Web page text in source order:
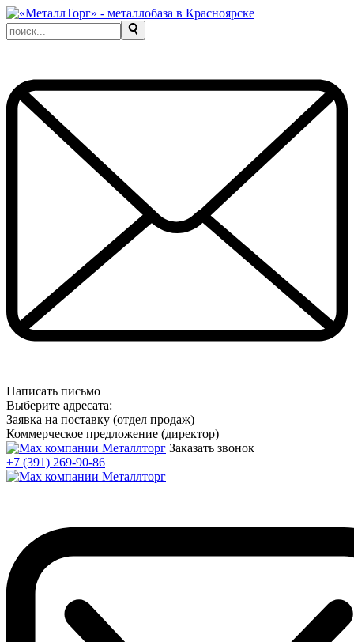
Написать письмо
Выберите адресата:
Заявка на поставку (отдел продаж)
Коммерческое предложение (директор)
Заказать звонок
+7 (391) 269-90-86